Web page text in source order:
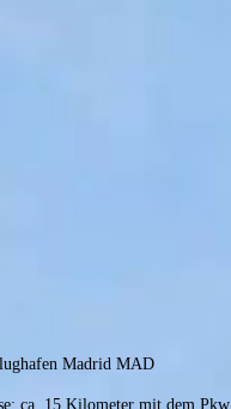
Madrid MAD
ca. 15 Kilometer mit dem Pkw